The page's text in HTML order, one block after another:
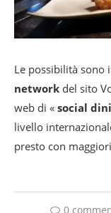
Le possibilità sono
network del sito
web di « social
livello
presto con
0